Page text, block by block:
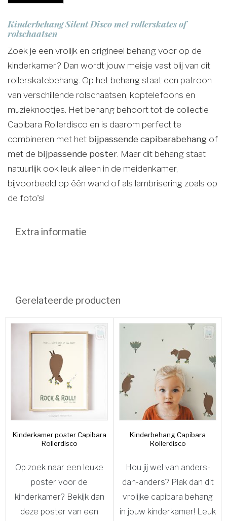
Kinderbehang Silent Disco met rollerskates of
rolschaatsen
Zoek je een vrolijk en origineel behang voor op de
kinderkamer? Dan wordt jouw meisje vast blij van dit
rollerskatebehang. Op het behang staat een patroon
van verschillende rolschaatsen, koptelefoons en
muzieknootjes. Het behang behoort tot de collectie
Capibara Rollerdisco en is daarom perfect te
combineren met het bijpassende capibarabehang of
met de bijpassende poster. Maar dit behang staat
natuurlijk ook leuk alleen in de meidenkamer,
bijvoorbeeld op één wand of als lambrisering zoals op
de foto's!
Extra informatie
Gerelateerde producten
Kinderkamer poster Capibara
Rollerdisco
Op zoek naar een leuke
poster voor de
kinderkamer? Bekijk dan
deze poster van een
Kinderbehang Capibara
Rollerdisco
Hou jij wel van anders-
dan-anders? Plak dan dit
vrolijke capibara behang
in jouw kinderkamer! Leuk